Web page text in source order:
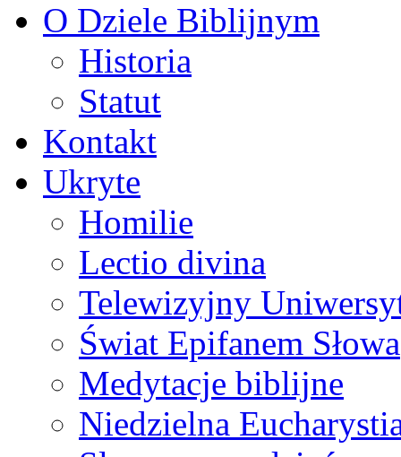
O Dziele Biblijnym
Historia
Statut
Kontakt
Ukryte
Homilie
Lectio divina
Telewizyjny
Świat Epifanem Słowa
Medytacje biblijne
Niedzielna